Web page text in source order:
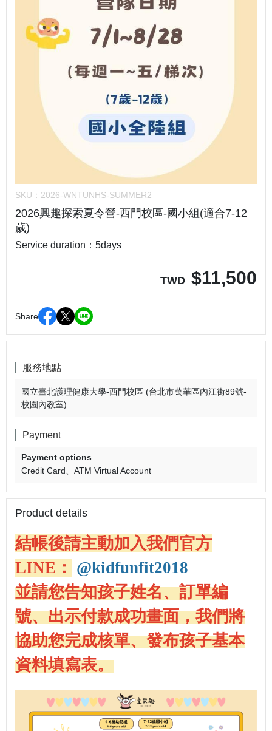
SKU： 2026-WNTUNHS-SUMMER2
2026興趣探索夏令營-西門校區-國小組(適合7-12
歲)
Service duration：5days
TWD $11,500
Share
服務地點
國立臺北護理健康大學-西門校區 (台北市萬華區內江街89號-
校園內教室)
Payment
Payment options
Credit Card
ATM Virtual Account
Product details
結帳後請主動加入我們官方
LINE：
@kidfunfit2018
並請您告知孩子姓名、訂單編
號、出示付款成功畫面，我們將
協助您完成核單、發布孩子基本
資料填寫表。